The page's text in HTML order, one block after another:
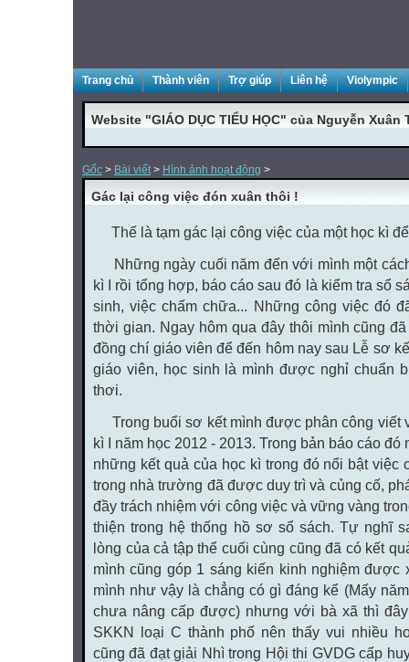
Trang chủ Thành viên Trợ giúp Liên hệ Violympic
Website "GIÁO DỤC TIỂU HỌC" của Nguyễn Xuân
Gốc > Bài viết> Hình ảnh hoạt động >
Gác lại công việc đón xuân thôi !
Thế là tạm gác lại công việc của một học kì
Những ngày cuối năm đến với mình một
kì I rồi tổng hợp, báo cáo sau đó là kiểm tra sổ
sinh, việc chấm chữa... Những công việc đó
thời gian. Ngay hôm qua đây thôi mình cũng
đồng chí giáo viên để đến hôm nay sau Lễ sơ
giáo viên, học sinh là mình được nghỉ chuẩn
thơi.
Trong buổi sơ kết mình được phân công viết
kì I năm học 2012 - 2013. Trong bản báo cáo
những kết quả của học kì trong đó nổi bật việc
trong nhà trường đã được duy trì và củng cố,
đầy trách nhiệm với công việc và vững vàng
thiện trong hệ thống hồ sơ sổ sách. Tự nghĩ
lòng của cả tập thể cuối cùng cũng đã có kết
mình cũng góp 1 sáng kiến kinh nghiệm được
mình như vậy là chẳng có gì đáng kể (Mấy
chưa nâng cấp được) nhưng với bà xã thì
SKKN loại C thành phố nên thấy vui nhiều
cũng đã đạt giải Nhì trong Hội thi GVDG cấp